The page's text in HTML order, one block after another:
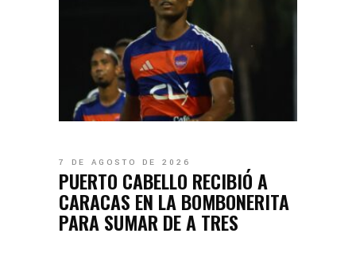
7 DE AGOSTO DE 2026
PUERTO CABELLO RECIBIÓ A
CARACAS EN LA BOMBONERITA
PARA SUMAR DE A TRES